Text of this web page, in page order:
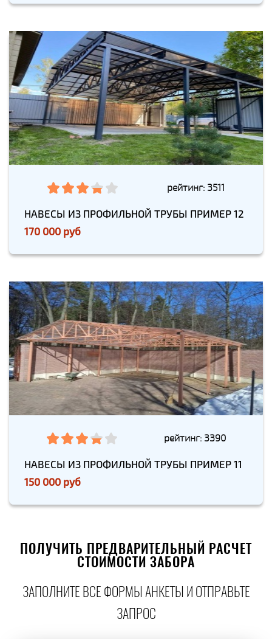
рейтинг: 3511
НАВЕСЫ ИЗ ПРОФИЛЬНОЙ ТРУБЫ ПРИМЕР 12
170 000 руб
рейтинг: 3390
НАВЕСЫ ИЗ ПРОФИЛЬНОЙ ТРУБЫ ПРИМЕР 11
150 000 руб
ПОЛУЧИТЬ ПРЕДВАРИТЕЛЬНЫЙ РАСЧЕТ
СТОИМОСТИ ЗАБОРА
ЗАПОЛНИТЕ ВСЕ ФОРМЫ АНКЕТЫ И ОТПРАВЬТЕ
ЗАПРОС